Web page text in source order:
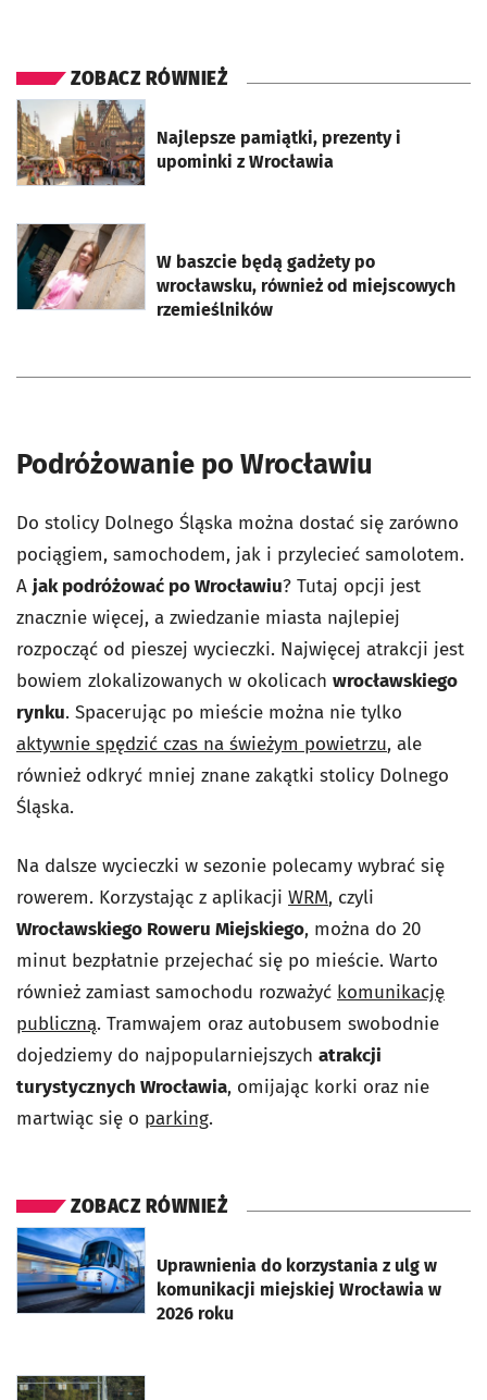
ZOBACZ RÓWNIEŻ
Najlepsze pamiątki, prezenty i
upominki z Wrocławia
otworzy się w nowej karcie
W baszcie będą gadżety po
wrocławsku, również od miejscowych
rzemieślników
otworzy się w nowej karcie
Podróżowanie po Wrocławiu
Do stolicy Dolnego Śląska można dostać się zarówno
pociągiem, samochodem, jak i przylecieć samolotem.
A jak podróżować po Wrocławiu? Tutaj opcji jest
znacznie więcej, a zwiedzanie miasta najlepiej
rozpocząć od pieszej wycieczki. Najwięcej atrakcji jest
bowiem zlokalizowanych w okolicach wrocławskiego
rynku. Spacerując po mieście można nie tylko
aktywnie spędzić czas na świeżym powietrzu, ale
również odkryć mniej znane zakątki stolicy Dolnego
Śląska.
Na dalsze wycieczki w sezonie polecamy wybrać się
rowerem. Korzystając z aplikacji WRM, czyli
Wrocławskiego Roweru Miejskiego, można do 20
minut bezpłatnie przejechać się po mieście. Warto
również zamiast samochodu rozważyć komunikację
publiczną. Tramwajem oraz autobusem swobodnie
dojedziemy do najpopularniejszych atrakcji
turystycznych Wrocławia, omijając korki oraz nie
martwiąc się o parking.
ZOBACZ RÓWNIEŻ
Uprawnienia do korzystania z ulg w
komunikacji miejskiej Wrocławia w
2026 roku
otworzy się w nowej karcie
otworzy się w nowej karcie